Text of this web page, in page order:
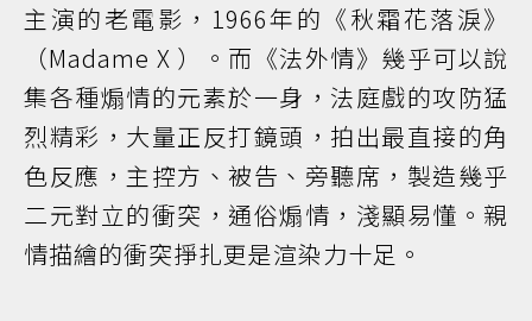
主演的老電影，1966年的《秋霜花落淚》
（Madame X ）。而《法外情》幾乎可以說
集各種煽情的元素於一身，法庭戲的攻防猛
烈精彩，大量正反打鏡頭，拍出最直接的角
色反應，主控方、被告、旁聽席，製造幾乎
二元對立的衝突，通俗煽情，淺顯易懂。親
情描繪的衝突掙扎更是渲染力十足。